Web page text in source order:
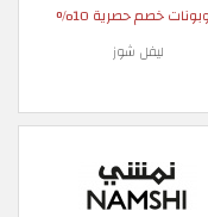
خصم حصرية 10%
ليفل شوز